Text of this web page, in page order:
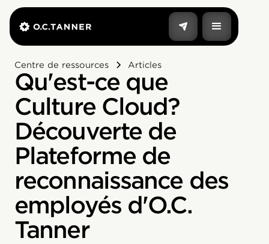
Centre de ressources Articles
Qu'est-ce que
Culture Cloud?
Découverte de
Plateforme de
reconnaissance des
employés d'O.C.
Tanner